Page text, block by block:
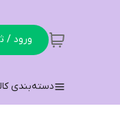
ورود /
دسته‌بندی